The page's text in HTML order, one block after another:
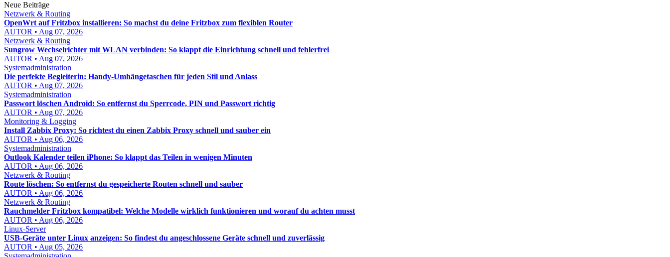
Neue Beiträge
Netzwerk & Routing
OpenWrt auf Fritzbox installieren: So machst du deine Fritzbox zum flexiblen Router
AUTOR • Aug 07, 2026
Netzwerk & Routing
Sungrow Wechselrichter mit WLAN verbinden: So klappt die Einrichtung schnell und fehlerfrei
AUTOR • Aug 07, 2026
Systemadministration
Die perfekte Begleiterin: Handy-Umhängetaschen für jeden Stil und Anlass
AUTOR • Aug 07, 2026
Systemadministration
Passwort löschen Android: So entfernst du Sperrcode, PIN und Passwort richtig
AUTOR • Aug 07, 2026
Monitoring & Logging
Install Zabbix Proxy: So richtest du einen Zabbix Proxy schnell und sauber ein
AUTOR • Aug 06, 2026
Systemadministration
Outlook Kalender teilen iPhone: So klappt das Teilen in wenigen Minuten
AUTOR • Aug 06, 2026
Netzwerk & Routing
Route löschen: So entfernst du gespeicherte Routen schnell und sauber
AUTOR • Aug 06, 2026
Netzwerk & Routing
Rauchmelder Fritzbox kompatibel: Welche Modelle wirklich funktionieren und worauf du achten musst
AUTOR • Aug 06, 2026
Linux-Server
USB-Geräte unter Linux anzeigen: So findest du angeschlossene Geräte schnell und zuverlässig
AUTOR • Aug 05, 2026